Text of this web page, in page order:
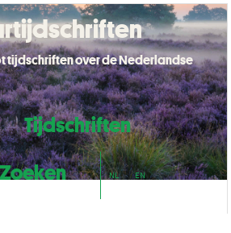
Tijdschriften
Zoeken NL EN
tijdschriften over de Nederlandse